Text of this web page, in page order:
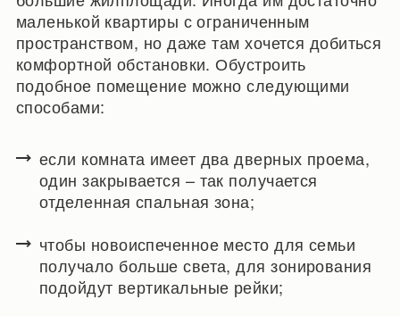
маленькой квартиры с ограниченным
пространством, но даже там хочется добиться
комфортной обстановки. Обустроить
подобное помещение можно следующими
способами:
если комната имеет два дверных проема,
один закрывается – так получается
отделенная спальная зона;
чтобы новоиспеченное место для семьи
получало больше света, для зонирования
подойдут вертикальные рейки;